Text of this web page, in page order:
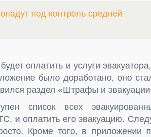
под контроль средней
оплатить и услуги
было доработано, оно
раздел «Штрафы и
список всех
и оплатить его эвакуацию.
Кроме того, в приложении